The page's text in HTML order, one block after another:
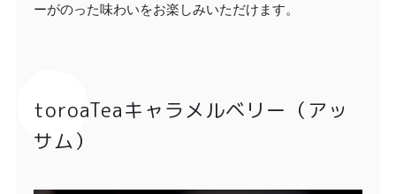
ーがのった味わいをお楽しみいただけます。
toroaTeaキャラメルベリー（アッ
サム）